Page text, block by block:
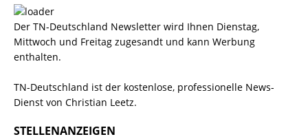
Der TN-Deutschland Newsletter wird Ihnen Dienstag,
Mittwoch und Freitag zugesandt und kann Werbung
enthalten.
TN-Deutschland ist der kostenlose, professionelle News-
Dienst von Christian Leetz.
STELLENANZEIGEN